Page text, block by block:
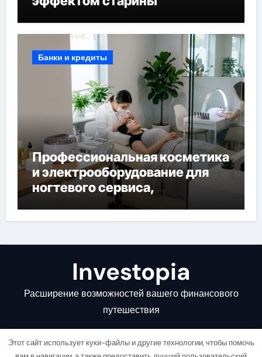
Банки и кредиты
Профессиональная косметика
и электрооборудование для
ногтевого сервиса,
наращивания ресниц и
депиляции
Investopia
Расширение возможностей вашего финансового
путешествия
Этот сайт использует куки-файлы и другие технологии, чтобы помочь